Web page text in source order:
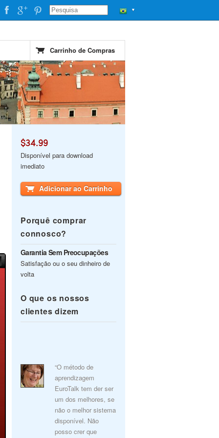
▼
Carrinho de Compras
$34.99
Disponível para download
imediato
Adicionar ao Carrinho
Porquê comprar
connosco?
Garantia Sem Preocupações
Satisfação ou o seu dinheiro de
volta
O que os nossos
clientes dizem
“O método de
aprendizagem
EuroTalk tem der ser
um dos melhores, se
não o melhor sistema
disponível. Não
posso crer que